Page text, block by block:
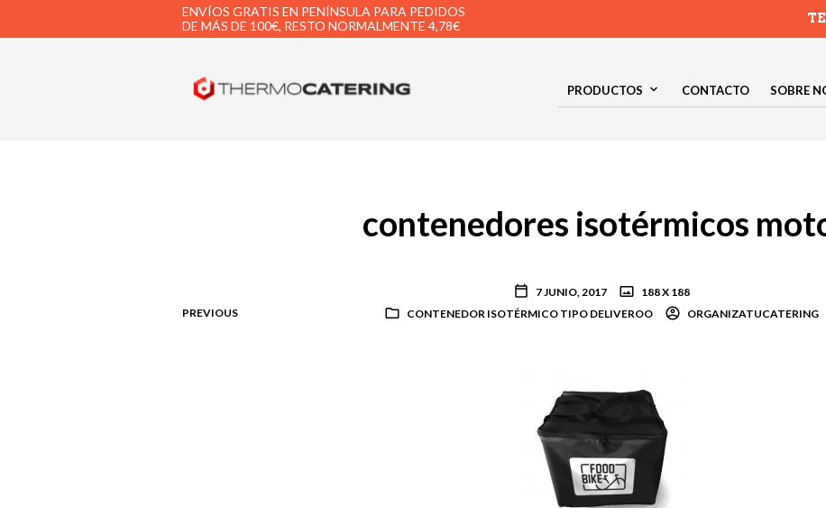
ENVÍOS GRATIS EN PENÍNSULA PARA PEDIDOS
DE MÁS DE 100€, RESTO NORMALMENTE 4,78€
PRODUCTOS CONTACTO SOBRE
contenedores isotérmicos
7 JUNIO, 2017
188 X 188
CONTENEDOR ISOTÉRMICO TIPO DELIVEROO
ORGANIZATUCATERING
PREVIOUS